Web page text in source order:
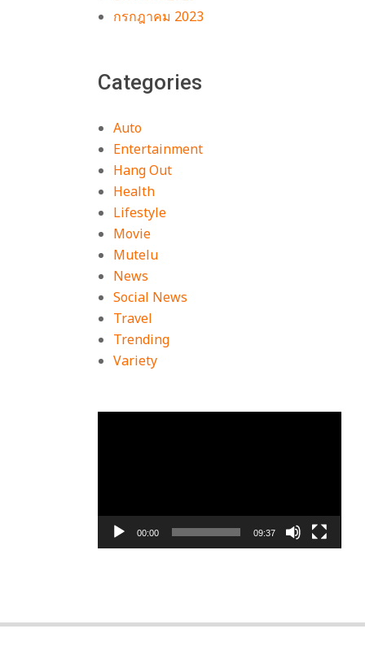
กรกฎาคม 2023
Categories
Auto
Entertainment
Hang Out
Health
Lifestyle
Movie
Mutelu
News
Social News
Travel
Trending
Variety
00:00 09:37